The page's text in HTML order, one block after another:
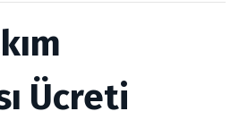
Ücreti